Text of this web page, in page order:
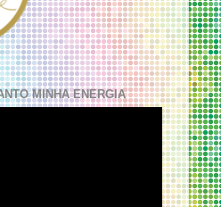
MINHA ENERGIA